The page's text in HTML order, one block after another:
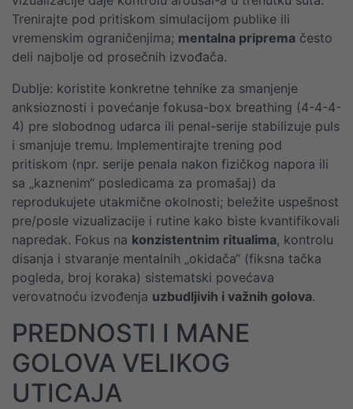
Trenirajte pod pritiskom simulacijom publike ili
vremenskim ograničenjima; mentalna priprema često
deli najbolje od prosečnih izvođača.
Dublje: koristite konkretne tehnike za smanjenje
anksioznosti i povećanje fokusa-box breathing (4-4-4-
4) pre slobodnog udarca ili penal-serije stabilizuje puls
i smanjuje tremu. Implementirajte trening pod
pritiskom (npr. serije penala nakon fizičkog napora ili
sa „kaznenim“ posledicama za promašaj) da
reprodukujete utakmične okolnosti; beležite uspešnost
pre/posle vizualizacije i rutine kako biste kvantifikovali
napredak. Fokus na konzistentnim ritualima, kontrolu
disanja i stvaranje mentalnih „okidača“ (fiksna tačka
pogleda, broj koraka) sistematski povećava
verovatnoću izvođenja uzbudljivih i važnih golova.
PREDNOSTI I MANE
GOLOVA VELIKOG
UTICAJA